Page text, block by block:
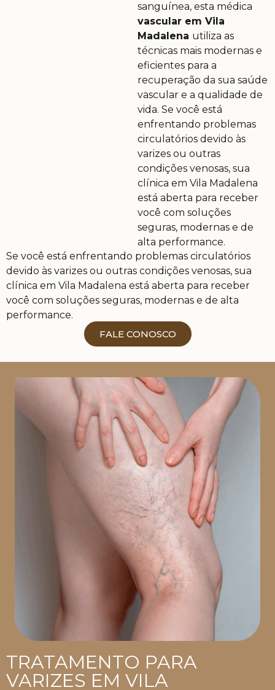
sanguínea, esta médica
vascular em Vila
Madalena utiliza as
técnicas mais modernas e
eficientes para a
recuperação da sua saúde
vascular e a qualidade de
vida. Se você está
enfrentando problemas
circulatórios devido às
varizes ou outras
condições venosas, sua
clínica em Vila Madalena
está aberta para receber
você com soluções
seguras, modernas e de
alta performance.
Trabalho incansavelmente para garantir que meus
pacientes se sintam acolhidos e encontrem o bem-
estar e a qualidade de vida que merecem. Para isso,
permaneço em contínuo aprimoramento técnico,
aliando minhas habilidades, experiência e
conhecimento às mais modernas tecnologias,
oferecendo a cada paciente os melhores resultados.
Se você está enfrentando problemas circulatórios
devido às varizes ou outras condições venosas, sua
clínica em Vila Madalena está aberta para receber
você com soluções seguras, modernas e de alta
performance.
FALE CONOSCO
TRATAMENTO PARA
VARIZES EM VILA